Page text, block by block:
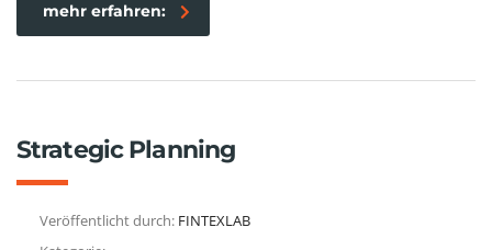
mehr erfahren:
Strategic Planning
Veröffentlicht durch: FINTEXLAB